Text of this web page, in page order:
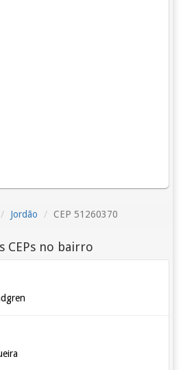
Jordão CEP 51260370
CEPs no bairro